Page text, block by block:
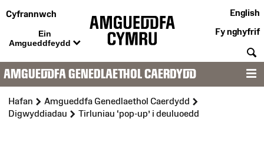
Cyfrannwch
Ein
Amgueddfeydd
English
Fy nghyfrif
AMGUEDDFA GENEDLAETHOL CAERDYDD
Hafan
Amgueddfa Genedlaethol Caerdydd
Digwyddiadau
Tirluniau ‘pop-up’ i deuluoedd